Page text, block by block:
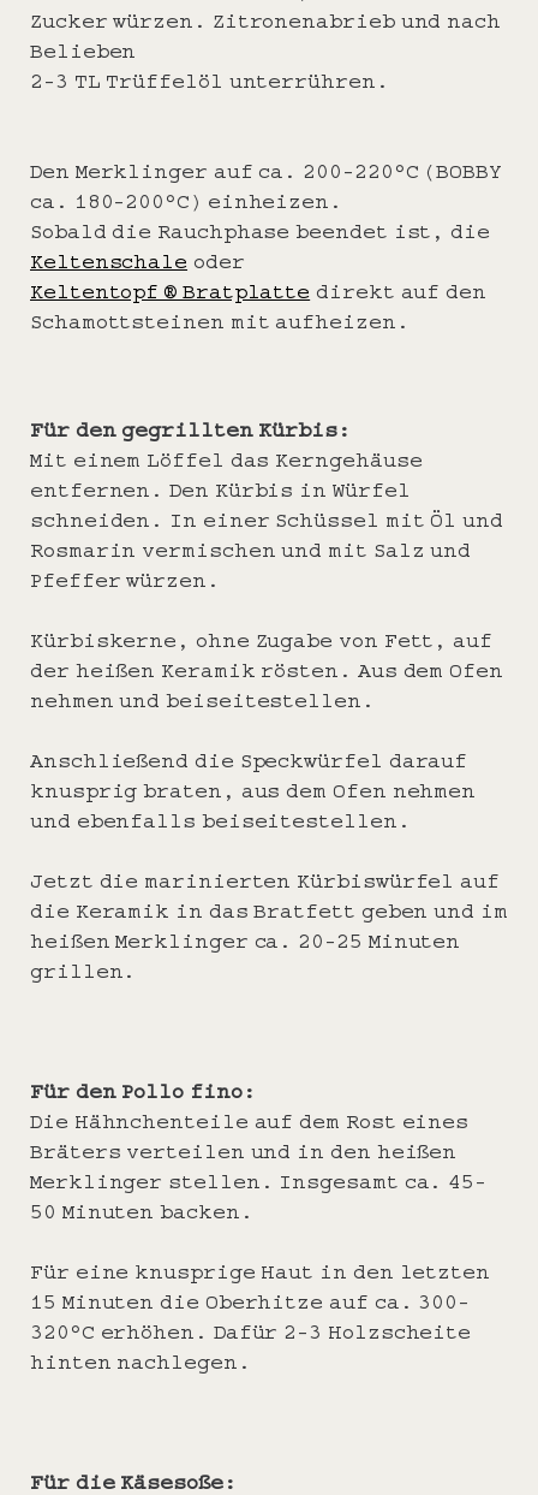
Zucker würzen. Zitronenabrieb und nach
Belieben
2-3 TL Trüffelöl unterrühren.
Den Merklinger auf ca. 200-220°C (BOBBY
ca. 180-200°C) einheizen.
Sobald die Rauchphase beendet ist, die
Keltenschale oder
Keltentopf ® Bratplatte direkt auf den
Schamottsteinen mit aufheizen.
Für den gegrillten Kürbis:
Mit einem Löffel das Kerngehäuse
entfernen. Den Kürbis in Würfel
schneiden. In einer Schüssel mit Öl und
Rosmarin vermischen und mit Salz und
Pfeffer würzen.
Kürbiskerne, ohne Zugabe von Fett, auf
der heißen Keramik rösten. Aus dem Ofen
nehmen und beiseitestellen.
Anschließend die Speckwürfel darauf
knusprig braten, aus dem Ofen nehmen
und ebenfalls beiseitestellen.
Jetzt die marinierten Kürbiswürfel auf
die Keramik in das Bratfett geben und im
heißen Merklinger ca. 20-25 Minuten
grillen.
Für den Pollo fino:
Die Hähnchenteile auf dem Rost eines
Bräters verteilen und in den heißen
Merklinger stellen. Insgesamt ca. 45-
50 Minuten backen.
Für eine knusprige Haut in den letzten
15 Minuten die Oberhitze auf ca. 300-
320°C erhöhen. Dafür 2-3 Holzscheite
hinten nachlegen.
Für die Käsesoße: